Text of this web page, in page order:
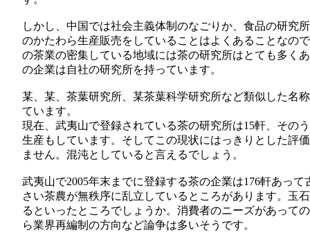
しかし、中国では社会主義体制のなごりか、食品の研究
のかたわら生産販売をしていることはよくあることなの
の茶業の密集している地域には茶の研究所はとても多く
の企業は自社の研究所を持っています。
某、某、茶葉研究所、某茶葉科学研究所など類似した名
ています。
現在、武夷山で登録されている茶の研究所は15軒、その
生産もしています。そしてこの現状にはっきりとした評
ません。混沌としていると言えるでしょう。
武夷山で2005年末までに登録する茶の企業は176軒あって
さい茶農が無秩序に乱立しているところがあります。玉
るといったところでしょうか。消費者のニーズがあって
ら業界再編制の方向など論争は多いそうです。